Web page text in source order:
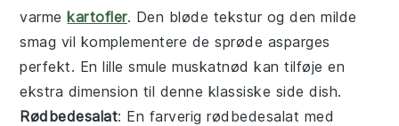
varmekartofler. Den bløde tekstur og den milde
smag vil komplementere de sprøde asparges
perfekt. En lille smule muskatnød kan tilføje en
ekstra dimension til denne klassiske side dish.
Rødbedesalat: En farverigrødbedesalat med